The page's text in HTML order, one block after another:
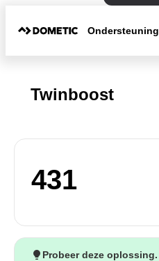
Ondersteuning
Twinboost
431
Probeer deze oplossing.